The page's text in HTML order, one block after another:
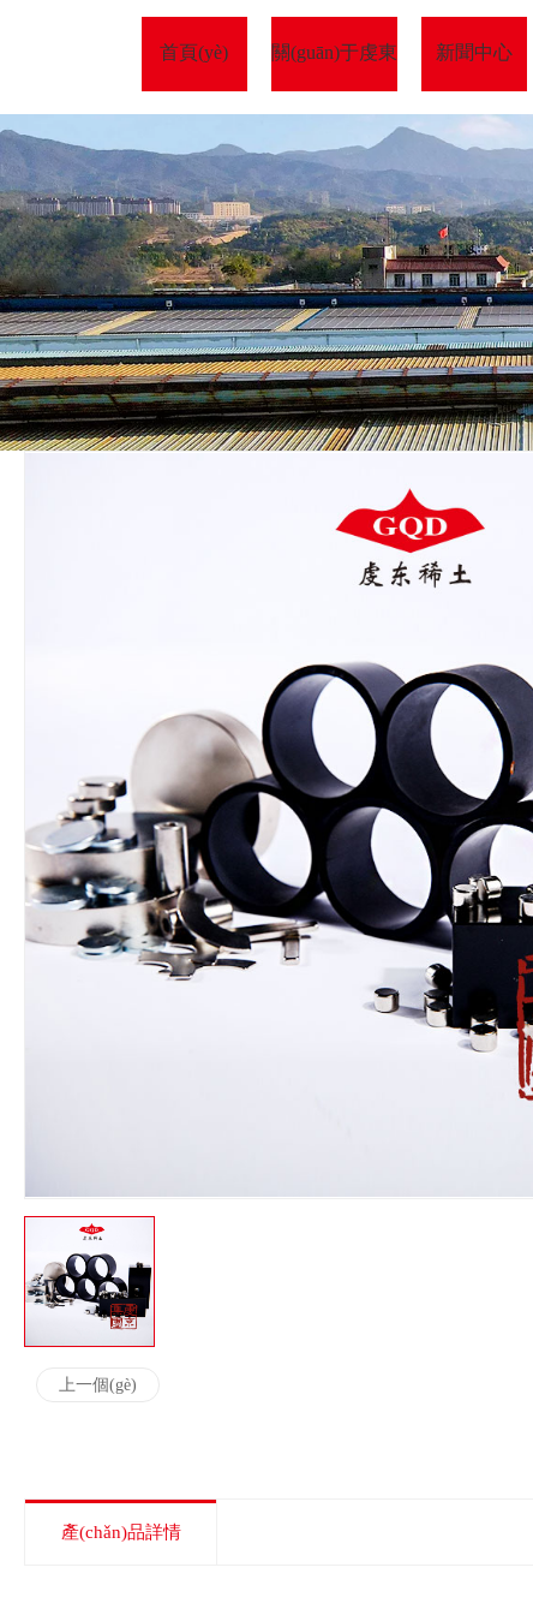
首頁(yè) 關(guān)于虔東 新聞中心
上一個(gè)
產(chǎn)品詳情